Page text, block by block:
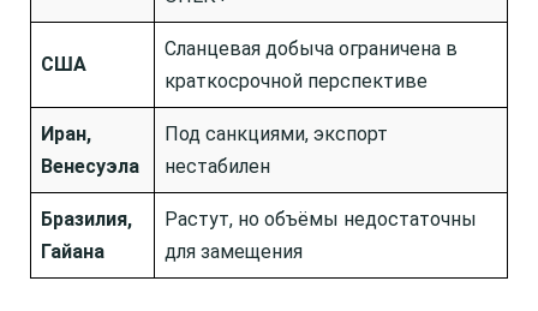
США
Сланцевая добыча ограничена в
краткосрочной перспективе
Иран,
Венесуэла
Под санкциями, экспорт
нестабилен
Бразилия,
Гайана
Растут, но объёмы недостаточны
для замещения